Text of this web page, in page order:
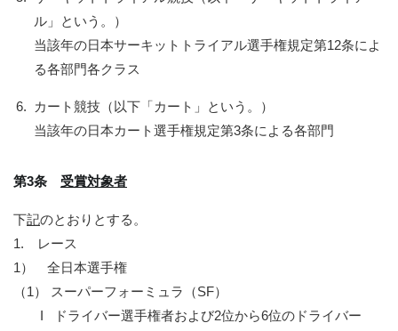
ル」という。）
当該年の日本サーキットトライアル選手権規定第12条によ
る各部門各クラス
6.
カート競技（以下「カート」という。）
当該年の日本カート選手権規定第3条による各部門
第3条 受賞対象者
下記のとおりとする。
1. レース
1）
全日本選手権
（1） スーパーフォーミュラ（SF）
I ドライバー選手権者および2位から6位のドライバー